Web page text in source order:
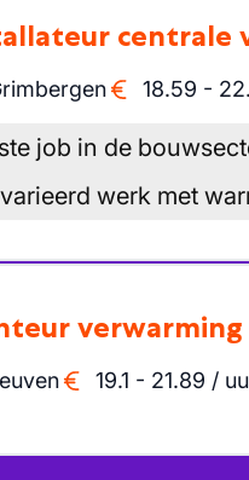
centrale
18.59 -
job in de
werk met
19.1 - 21.89 /